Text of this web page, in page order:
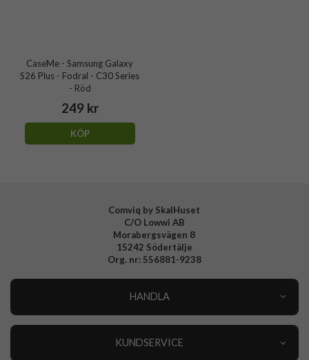
CaseMe - Samsung Galaxy
S26 Plus - Fodral - C30 Series
- Röd
249 kr
KÖP
Comviq by SkalHuset
C/O Lowwi AB
Morabergsvägen 8
15242 Södertälje
Org. nr: 556881-9238
HANDLA
KUNDSERVICE